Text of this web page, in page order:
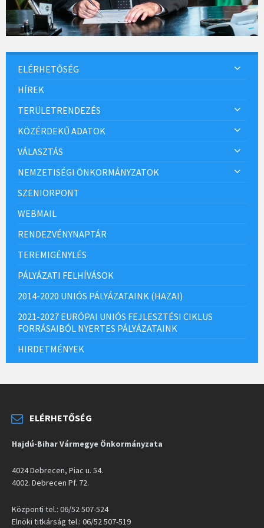
ELÉRHETŐSÉG
HÍREK
TERÜLETRENDEZÉS
KÖZÉRDEKŰ ADATOK
VÁLASZTÁS
NEMZETISÉGI ÖNKORMÁNYZATOK
SZENIORPONT
WEBMAIL
RENDEZVÉNYNAPTÁR
TEREMIGÉNYLÉS
PÁLYÁZATI FELHÍVÁSOK
2014-2020 UNIÓS PÁLYÁZATAINK (HAZAI)
2021-2027 EURÓPAI UNIÓS FEJLESZTÉSI CIKLUS
FORRÁSAIBÓL NYERTES PÁLYÁZATAINK
HIRDETMÉNYEK
ELÉRHETŐSÉG
Hajdú-Bihar Vármegye Önkormányzata
4024 Debrecen, Piac u. 54.
4002. Debrecen Pf. 72.
Központi tel.: 06/52 507-524
Elnöki titkárság tel.: 06/52 507-519